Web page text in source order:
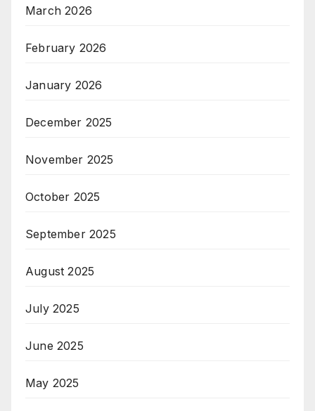
March 2026
February 2026
January 2026
December 2025
November 2025
October 2025
September 2025
August 2025
July 2025
June 2025
May 2025